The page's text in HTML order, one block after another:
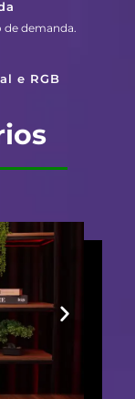
de demanda.
e RGB